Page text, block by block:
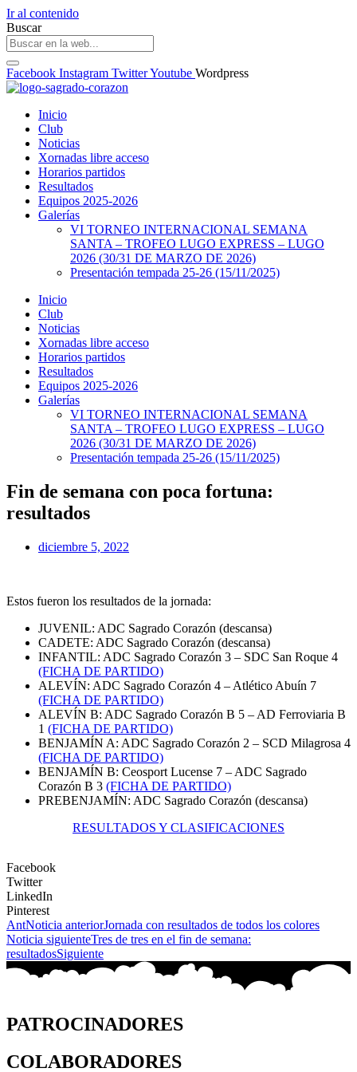
Ir al contenido
Buscar
Facebook Instagram TwitterYoutube Wordpress
Inicio
Club
Noticias
Xornadas libre acceso
Horarios partidos
Resultados
Equipos 2025-2026
Galerías
VI TORNEO INTERNACIONAL SEMANA
SANTA – TROFEO LUGO EXPRESS – LUGO
2026 (30/31 DE MARZO DE 2026)
Presentación tempada 25-26 (15/11/2025)
Inicio
Club
Noticias
Xornadas libre acceso
Horarios partidos
Resultados
Equipos 2025-2026
Galerías
VI TORNEO INTERNACIONAL SEMANA
SANTA – TROFEO LUGO EXPRESS – LUGO
2026 (30/31 DE MARZO DE 2026)
Presentación tempada 25-26 (15/11/2025)
Fin de semana con poca fortuna:
resultados
diciembre 5, 2022
Estos fueron los resultados de la jornada:
JUVENIL: ADC Sagrado Corazón (descansa)
CADETE: ADC Sagrado Corazón (descansa)
INFANTIL: ADC Sagrado Corazón 3 – SDC San Roque 4
(FICHA DE PARTIDO)
ALEVÍN: ADC Sagrado Corazón 4 – Atlético Abuín 7
(FICHA DE PARTIDO)
ALEVÍN B: ADC Sagrado Corazón B 5 – AD Ferroviaria B
1 (FICHA DE PARTIDO)
BENJAMÍN A: ADC Sagrado Corazón 2 – SCD Milagrosa 4
(FICHA DE PARTIDO)
BENJAMÍN B: Ceosport Lucense 7 – ADC Sagrado
Corazón B 3 (FICHA DE PARTIDO)
PREBENJAMÍN: ADC Sagrado Corazón (descansa)
RESULTADOS Y CLASIFICACIONES
Facebook
Twitter
LinkedIn
Pinterest
AntNoticia anteriorJornada con resultados de todos los colores
Noticia siguienteTres de tres en el fin de semana:
resultadosSiguiente
PATROCINADORES
COLABORADORES